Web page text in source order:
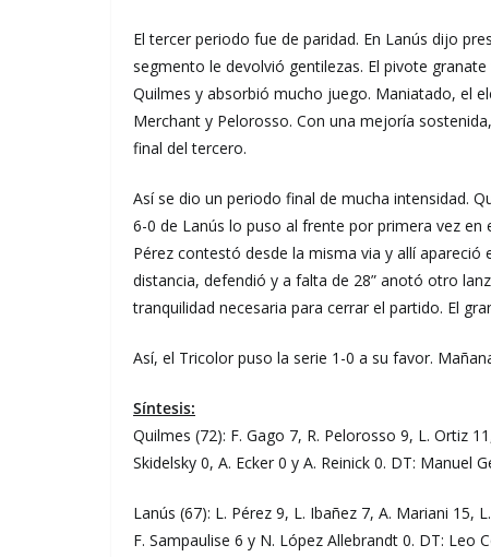
El tercer periodo fue de paridad. En Lanús dijo
segmento le devolvió gentilezas. El pivote
Quilmes y absorbió mucho juego. Maniatado, el
Merchant y Pelorosso. Con una mejoría
final del tercero.
Así se dio un periodo final de mucha intensidad.
6-0 de Lanús lo puso al frente por primera vez
Pérez contestó desde la misma via y allí
distancia, defendió y a falta de 28” anotó otro
tranquilidad necesaria para cerrar el partido. El
Así, el Tricolor puso la serie 1-0 a su favor.
Síntesis:
Quilmes (72): F. Gago 7, R. Pelorosso 9, L. Ortiz
Skidelsky 0, A. Ecker 0 y A. Reinick 0. DT: Manuel
Lanús (67): L. Pérez 9, L. Ibañez 7, A. Mariani 15,
F. Sampaulise 6 y N. López Allebrandt 0. DT: Leo